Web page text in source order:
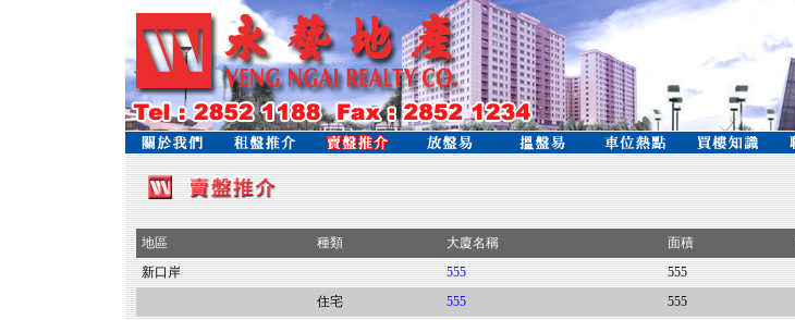
地區 種類 大廈名稱 面積
新口岸
555 555
住宅
555 555